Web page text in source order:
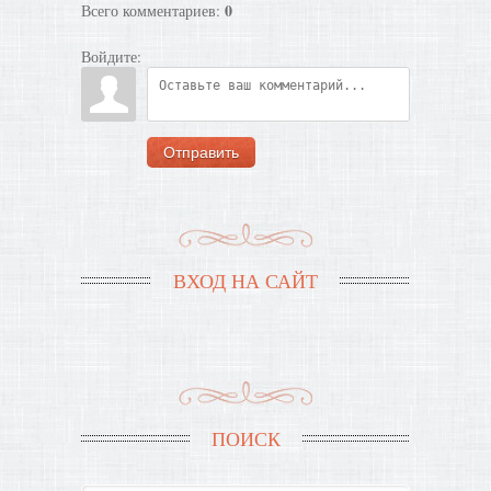
Всего комментариев: 0
Войдите:
Отправить
ВХОД НА САЙТ
ПОИСК